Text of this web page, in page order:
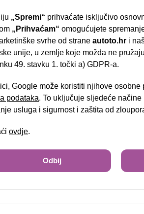
„Spremi“ prihvaćate isključivo
„Prihvaćam“ omogućujete
svrhe od strane autoto.hr i
unije, u zemlje koje možda ne
49. stavku 1. točki a) GDPR-a.
Google može koristiti njihove osobne
podataka. To uključuje sljedeće
usluga i sigurnost i zaštita od
ovdje.
Odbij